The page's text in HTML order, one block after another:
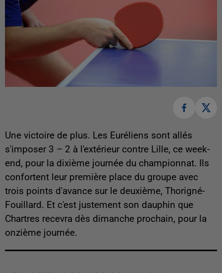
Une victoire de plus. Les Euréliens sont allés
s'imposer 3 – 2 à l'extérieur contre Lille, ce week-
end, pour la dixième journée du championnat. Ils
confortent leur première place du groupe avec
trois points d'avance sur le deuxième, Thorigné-
Fouillard. Et c'est justement son dauphin que
Chartres recevra dès dimanche prochain, pour la
onzième journée.